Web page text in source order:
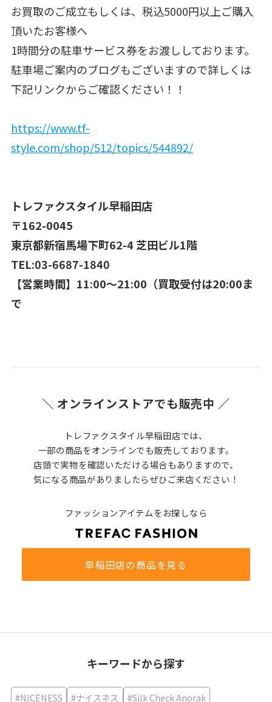
お買取のご成立もしくは、税込5000円以上ご購入
頂いたお客様へ
1時間分の駐車サービス券をお渡ししております。
駐車場ご案内のブログもございますので詳しくは
下記リンクからご確認ください！！
https://www.tf-
style.com/shop/512/topics/544892/
トレファクスタイル早稲田店
〒162-0045
東京都新宿馬場下町62-4 芝田ビル1階
TEL:03-6687-1840
【営業時間】11:00～21:00（買取受付は20:00ま
で
＼ オンラインストアでも販売中 ／
トレファクスタイル早稲田店では、
一部の商品をオンラインでも販売しております。
店頭で実物を確認いただける場合もありますので、
気になる商品がありましたらぜひご来店ください！
ファッションアイテムをお探しなら
早稲田店の商品を見る
キーワードから探す
#NICENESS #ナイスネス #Silk Check Anorak